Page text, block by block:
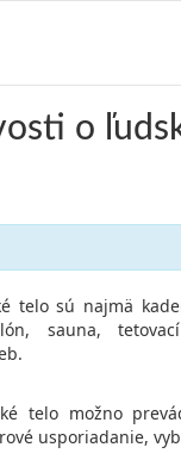
o
telo sú najmä
sauna,
telo možno
usporiadanie,